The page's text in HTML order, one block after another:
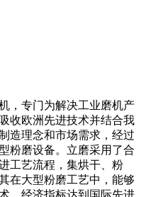
，专门为解决工业磨机产
收欧洲先进技术并结合我
造理念和市场需求，经过
粉磨设备。立磨采用了合
工艺流程，集烘干、粉
在大型粉磨工艺中，能够